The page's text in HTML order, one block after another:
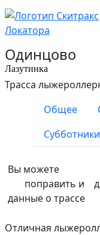
Одинцово
Лазутинка
Трасса
Общее
Субботники
Вы можете
поправить и
данные о трассе
Отличная